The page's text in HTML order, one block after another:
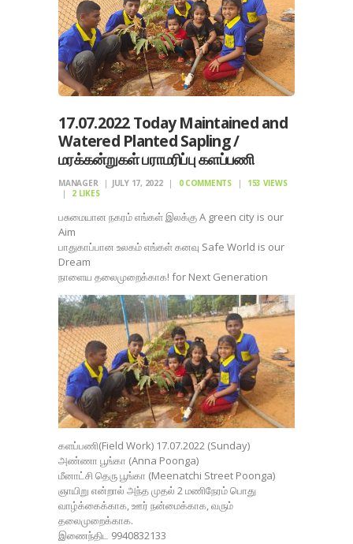
17.07.2022 Today Maintained and
Watered Planted Sapling /
மரக்கன்றுகள் பராமரிப்பு களப்பணி
MANAGER JULY 17, 2022 0 COMMENTS 153 VIEWS
2 LIKES
பசுமையான நகரம் எங்கள் இலக்கு A green city is our
Aim
பாதுகாப்பான உலகம் எங்கள் கனவு Safe World is our
Dream
நாளைய தலைமுறைக்காக! for Next Generation
களப்பணி(Field Work) 17.07.2022 (Sunday)
அண்ணா பூங்கா (Anna Poonga)
மீனாட்சி தெரு பூங்கா (Meenatchi Street Poonga)
ஞாயிறு என்றால் அந்த முதல் 2 மணிநேரம் பொது
வாழ்க்கைக்காக, ஊர் நன்மைக்காக, வரும்
தலைமுறைக்காக.
இணைந்திட 9940832133